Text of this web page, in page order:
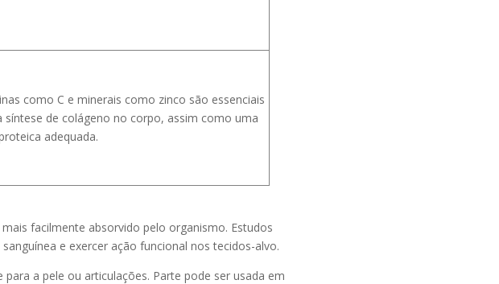
como C e minerais como zinco são essenciais
síntese de colágeno no corpo, assim como uma
adequada.
facilmente absorvido pelo organismo. Estudos
e exercer ação funcional nos tecidos-alvo.
a pele ou articulações. Parte pode ser usada em